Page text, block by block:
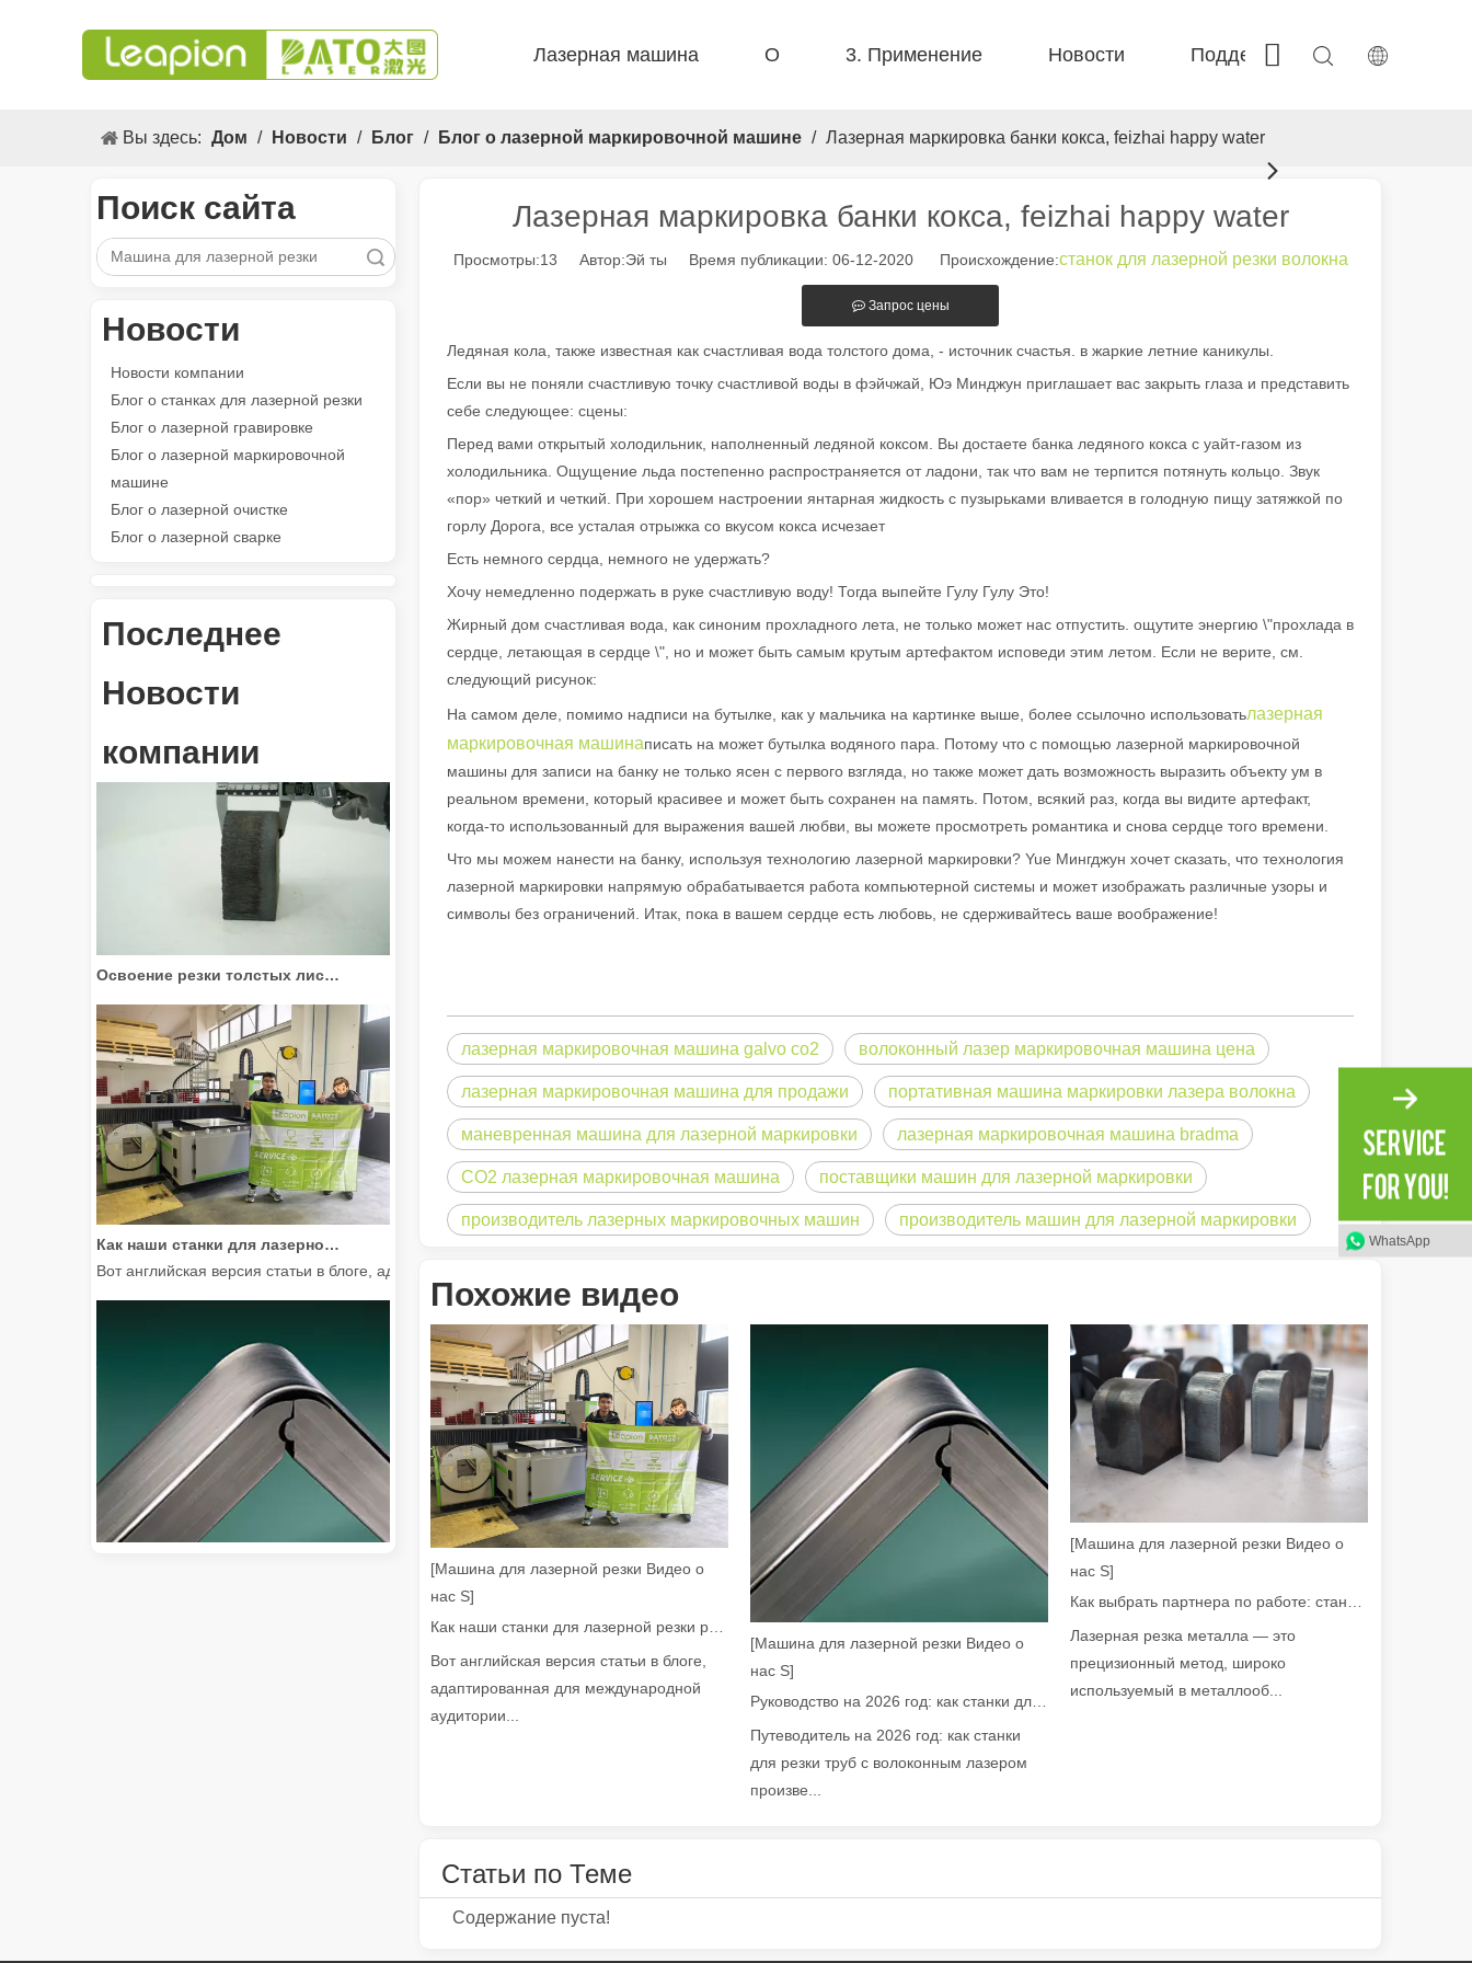
Лазерная машина О 3. Применение Новости Поддерживать
Вы здесь: Дом / Новости / Блог / Блог о лазерной маркировочной машине / Лазерная маркировка банки кокса, feizhai happy water
Поиск сайта
Поиск
Новости
Новости компании
Блог о станках для лазерной резки
Блог о лазерной гравировке
Блог о лазерной маркировочной
машине
Блог о лазерной очистке
Блог о лазерной сварке
Последнее
Новости
компании
Универсальные 3. Применение и выдающиеся особенности лазерных маркировок. Их широкое использование в различных отраслях CA
Вот английская версия статьи в блоге, адаптированная для международной аудитории, сохраняющая профессиональный и вдохновляющий тон оригинала. Сияние через Тихий океан:
Путеводитель на 2026 год: как станки для резки труб с волоконным лазером произвели революцию в производстве труб. В быстро развивающемся мире производства металлов
Лазерная резка труб является ключевой технологией в быстро развивающейся обрабатывающей промышленности. Он может обрабатывать различные металлические трубы с
Лазерная маркировка банки кокса, feizhai happy water
Просмотры:13 Автор:Эй ты Время публикации: 06-12-2020 Происхождение:станок для лазерной резки волокна
Запрос цены
Ледяная кола, также известная как счастливая вода толстого дома, - источник счастья. в жаркие летние каникулы.
Если вы не поняли счастливую точку счастливой воды в фэйчжай, Юэ Минджун приглашает вас закрыть глаза и представить
себе следующее: сцены:
Перед вами открытый холодильник, наполненный ледяной коксом. Вы достаете банка ледяного кокса с уайт-газом из
холодильника. Ощущение льда постепенно распространяется от ладони, так что вам не терпится потянуть кольцо. Звук
«пор» четкий и четкий. При хорошем настроении янтарная жидкость с пузырьками вливается в голодную пищу затяжкой по
горлу Дорога, все усталая отрыжка со вкусом кокса исчезает
Есть немного сердца, немного не удержать?
Хочу немедленно подержать в руке счастливую воду! Тогда выпейте Гулу Гулу Это!
Жирный дом счастливая вода, как синоним прохладного лета, не только может нас отпустить. ощутите энергию \"прохлада в
сердце, летающая в сердце \", но и может быть самым крутым артефактом исповеди этим летом. Если не верите, см.
следующий рисунок:
На самом деле, помимо надписи на бутылке, как у мальчика на картинке выше, более ссылочно использоватьлазерная
маркировочная машинаписать на может бутылка водяного пара. Потому что с помощью лазерной маркировочной
машины для записи на банку не только ясен с первого взгляда, но также может дать возможность выразить объекту ум в
реальном времени, который красивее и может быть сохранен на память. Потом, всякий раз, когда вы видите артефакт,
когда-то использованный для выражения вашей любви, вы можете просмотреть романтика и снова сердце того времени.
Что мы можем нанести на банку, используя технологию лазерной маркировки? Yue Мингджун хочет сказать, что технология
лазерной маркировки напрямую обрабатывается работа компьютерной системы и может изображать различные узоры и
символы без ограничений. Итак, пока в вашем сердце есть любовь, не сдерживайтесь ваше воображение!
лазерная маркировочная машина galvo co2 волоконный лазер маркировочная машина цена
лазерная маркировочная машина для продажи портативная машина маркировки лазера волокна
маневренная машина для лазерной маркировки лазерная маркировочная машина bradma
СО2 лазерная маркировочная машина поставщики машин для лазерной маркировки
производитель лазерных маркировочных машин производитель машин для лазерной маркировки
Похожие видео
[Машина для лазерной резки Видео о
нас S]
Вот английская версия статьи в блоге,
адаптированная для международной
аудитории...
[Машина для лазерной резки Видео о
нас S]
Руководство на 2026 год: как станки для резки труб с волоконным лазером совершают революцию в производстве труб
Путеводитель на 2026 год: как станки
для резки труб с волоконным лазером
произве...
[Машина для лазерной резки Видео о
нас S]
Как выбрать партнера по работе: станок для лазерной резки
Лазерная резка металла — это
прецизионный метод, широко
используемый в металлооб...
Статьи по Теме
Содержание пуста!
WhatsApp